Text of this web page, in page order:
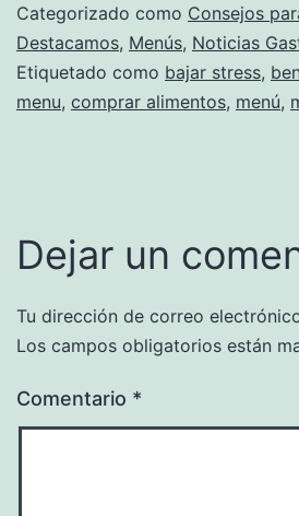
Categorizado como Consejos
Destacamos, Menús, Noticias
Etiquetado como bajar stress,
menu, comprar alimentos, menú,
Dejar un
Tu dirección de correo
Los campos obligatorios están
Comentario *